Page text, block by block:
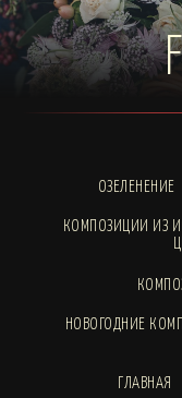
ОЗЕЛЕНЕНИЕ
КОМПОЗИЦИИ ИЗ
НОВОГОДНИЕ
ГЛАВНАЯ